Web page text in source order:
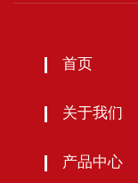
首页
关于我们
产品中心